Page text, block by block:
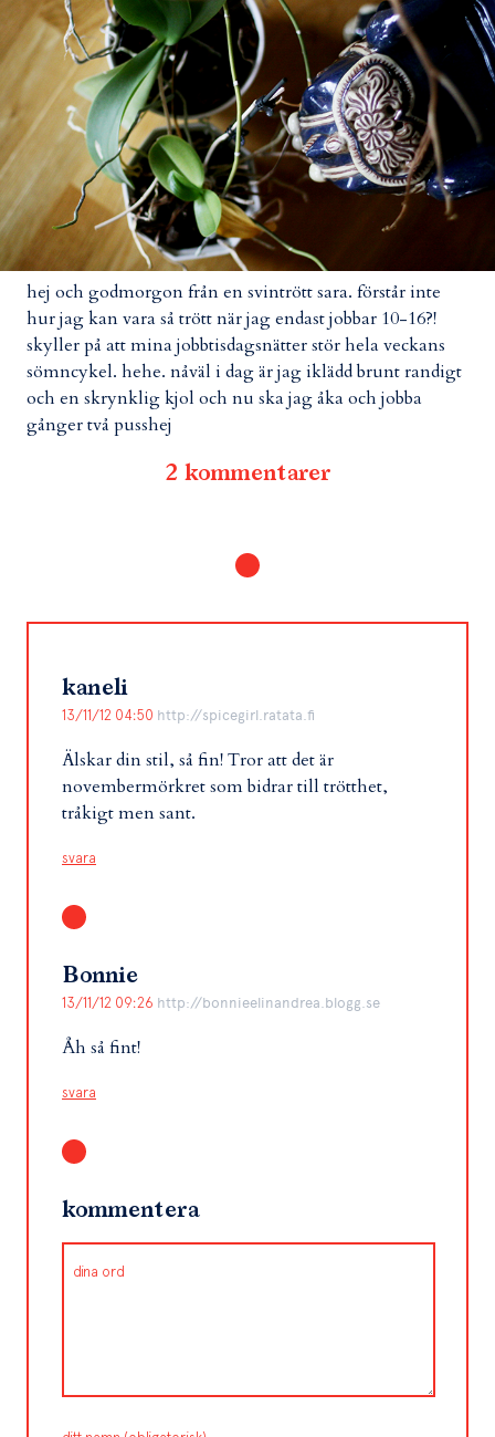
hej och godmorgon från en svintrött sara. förstår inte
hur jag kan vara så trött när jag endast jobbar 10-16?!
skyller på att mina jobbtisdagsnätter stör hela veckans
sömncykel. hehe. nåväl i dag är jag iklädd brunt randigt
och en skrynklig kjol och nu ska jag åka och jobba
gånger två pusshej
2 kommentarer
kaneli
13/11/12 04:50 http://spicegirl.ratata.fi
Älskar din stil, så fin! Tror att det är
novembermörkret som bidrar till trötthet,
tråkigt men sant.
svara
Bonnie
13/11/12 09:26 http://bonnieelinandrea.blogg.se
Åh så fint!
svara
kommentera